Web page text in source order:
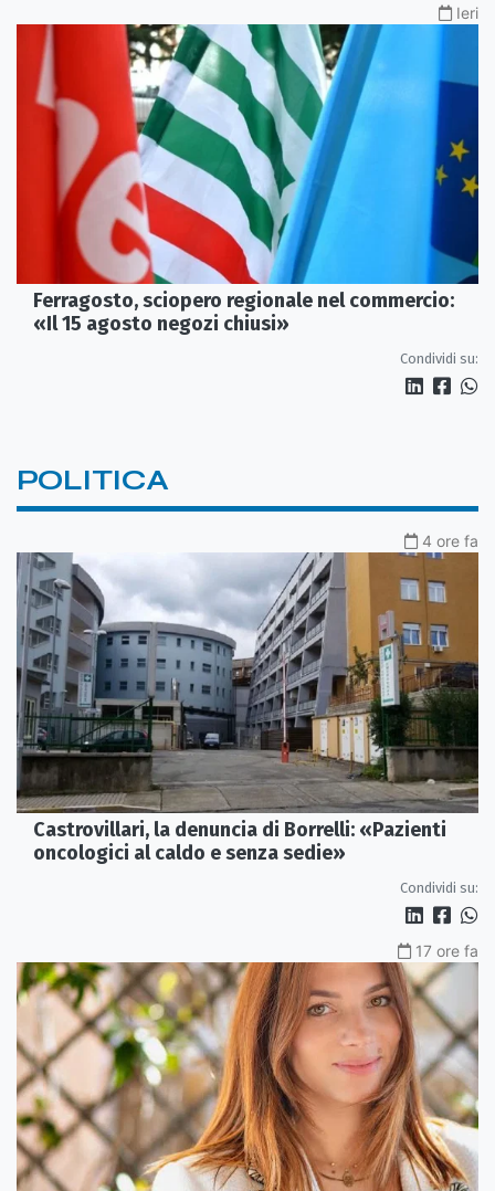
Ieri
Ferragosto, sciopero regionale nel commercio:
«Il 15 agosto negozi chiusi»
Condividi su:
POLITICA
4 ore fa
Castrovillari, la denuncia di Borrelli: «Pazienti
oncologici al caldo e senza sedie»
Condividi su:
17 ore fa